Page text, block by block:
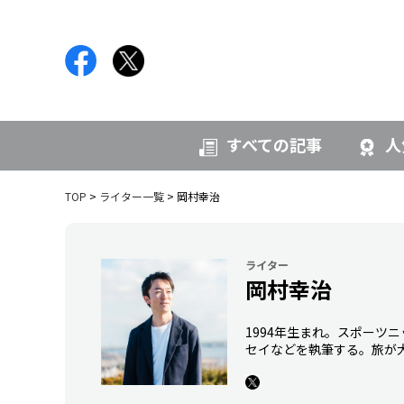
すべての記事
TOP ライター一覧 岡村幸治
ライター
岡村幸治
1994年生まれ。スポーツ
セイなどを執筆する。旅が